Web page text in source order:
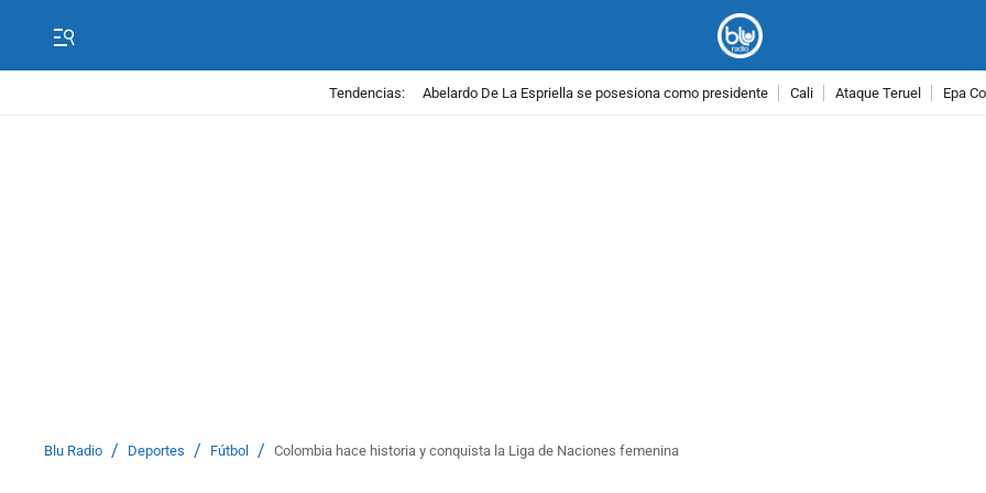
Tendencias: Abelardo De La Espriella se posesiona como presidente Cali Ataque Teruel Epa
Blu Radio / Deportes / Fútbol / Colombia hace historia y conquista la Liga de Naciones femenina